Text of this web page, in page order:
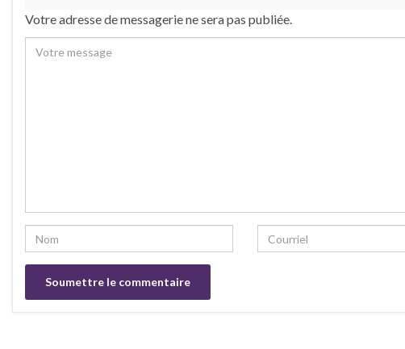
Votre adresse de messagerie ne sera pas publiée.